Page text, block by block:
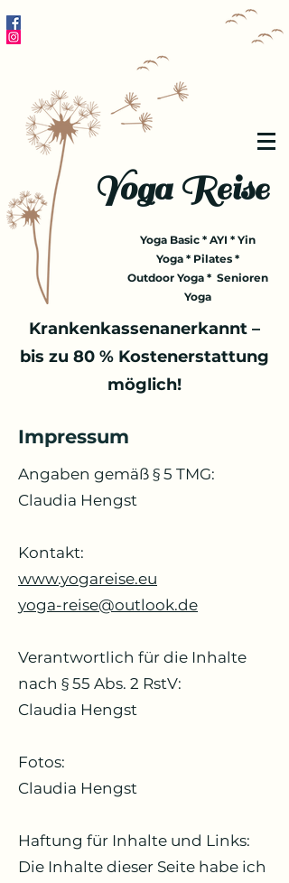
Yoga Reise
Yoga Basic * AYI * Yin
Yoga * Pilates *
Outdoor Yoga * Senioren
Yoga
Krankenkassenanerkannt –
bis zu 80 % Kostenerstattung
möglich!
Impressum
Angaben gemäß § 5 TMG:
Claudia Hengst
Kontakt:
www.yogareise.eu
yoga-reise@outlook.de
Verantwortlich für die Inhalte
nach § 55 Abs. 2 RstV:
Claudia Hengst
Fotos:
Claudia Hengst
Haftung für Inhalte und Links:
Die Inhalte dieser Seite habe ich